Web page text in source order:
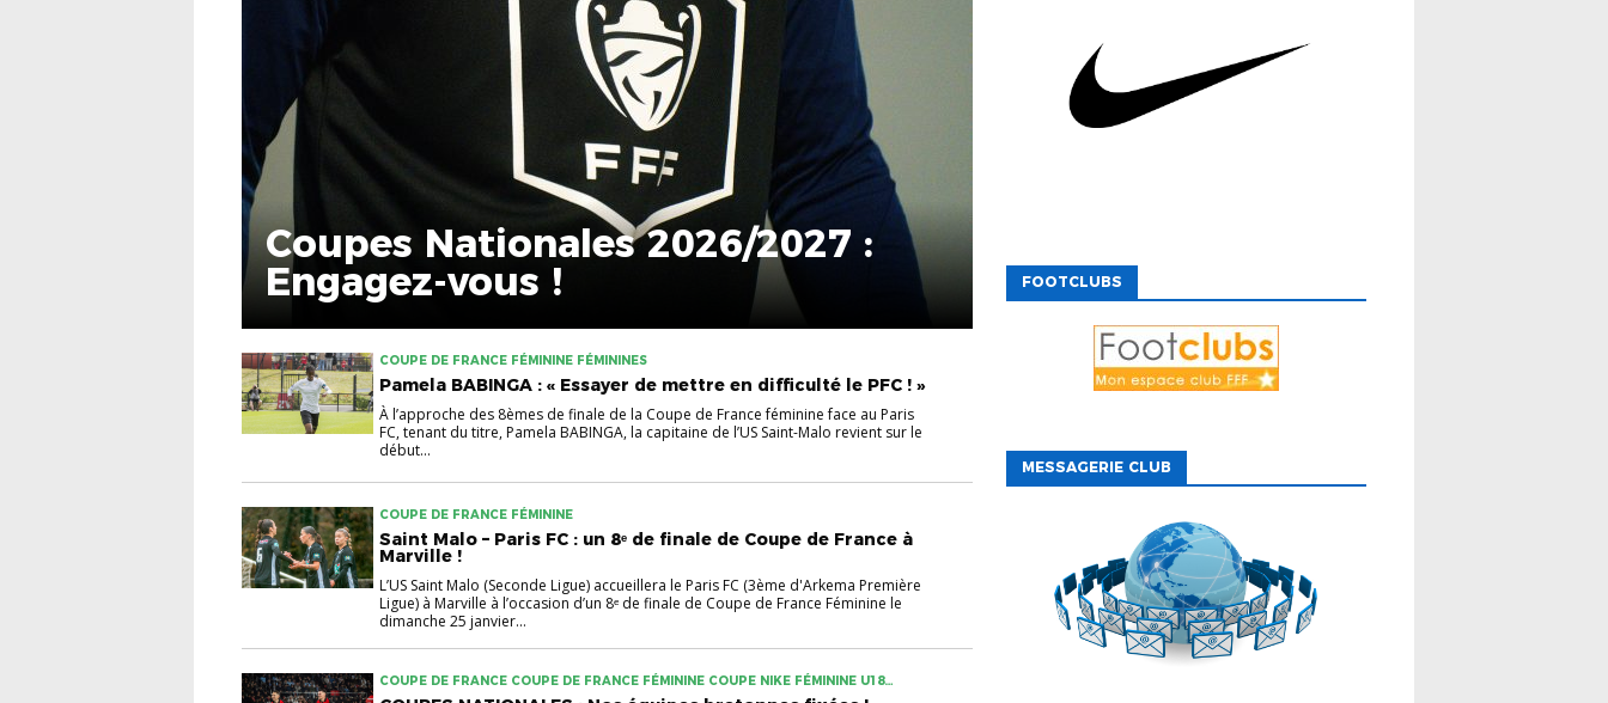
Coupes Nationales 2026/2027 :
Engagez-vous !
COUPE DE FRANCE FÉMININE FÉMININES
Pamela BABINGA : « Essayer de mettre en difficulté le PFC ! »
À l’approche des 8èmes de finale de la Coupe de France féminine face au Paris
FC, tenant du titre, Pamela BABINGA, la capitaine de l’US Saint-Malo revient sur le
début...
COUPE DE FRANCE FÉMININE
Saint Malo – Paris FC : un 8ᵉ de finale de Coupe de France à
Marville !
L’US Saint Malo (Seconde Ligue) accueillera le Paris FC (3ème d'Arkema Première
Ligue) à Marville à l’occasion d’un 8ᵉ de finale de Coupe de France Féminine le
dimanche 25 janvier...
COUPE DE FRANCE COUPE DE FRANCE FÉMININE COUPE NIKE FÉMININE U18
GAMBARDELLA
FOOTCLUBS
MESSAGERIE CLUB